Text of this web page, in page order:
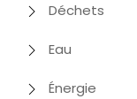
Déchets
Eau
Énergie